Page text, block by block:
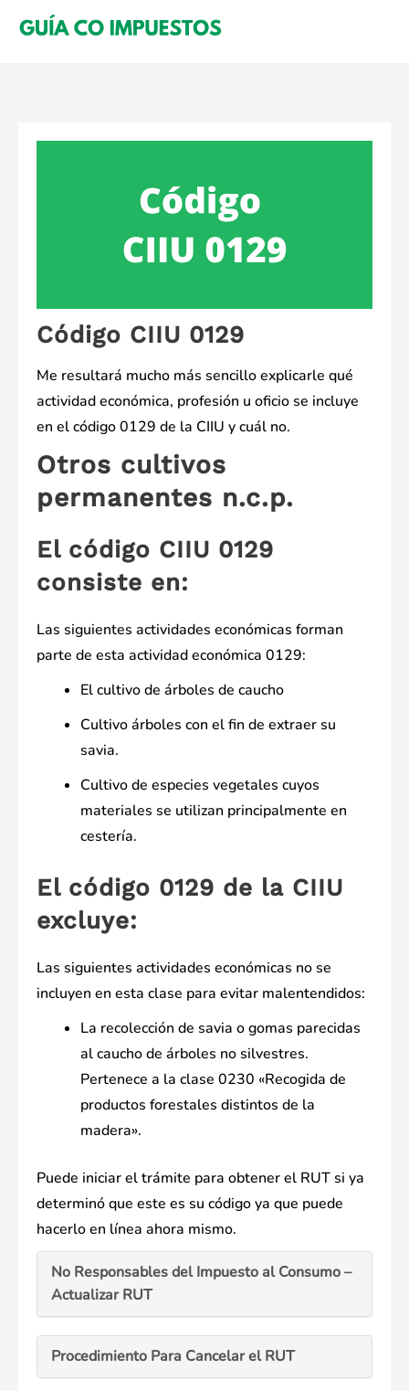
Código CIIU 0129
Me resultará mucho más sencillo explicarle qué
actividad económica, profesión u oficio se incluye
en el código 0129 de la CIIU y cuál no.
Otros cultivos
permanentes n.c.p.
El código CIIU 0129
consiste en:
Las siguientes actividades económicas forman
parte de esta actividad económica 0129:
El cultivo de árboles de caucho
Cultivo árboles con el fin de extraer su
savia.
Cultivo de especies vegetales cuyos
materiales se utilizan principalmente en
cestería.
El código 0129 de la CIIU
excluye:
Las siguientes actividades económicas no se
incluyen en esta clase para evitar malentendidos:
La recolección de savia o gomas parecidas
al caucho de árboles no silvestres.
Pertenece a la clase 0230 «Recogida de
productos forestales distintos de la
madera».
Puede iniciar el trámite para obtener el RUT si ya
determinó que este es su código ya que puede
hacerlo en línea ahora mismo.
No Responsables del Impuesto al Consumo –
Actualizar RUT
Procedimiento Para Cancelar el RUT